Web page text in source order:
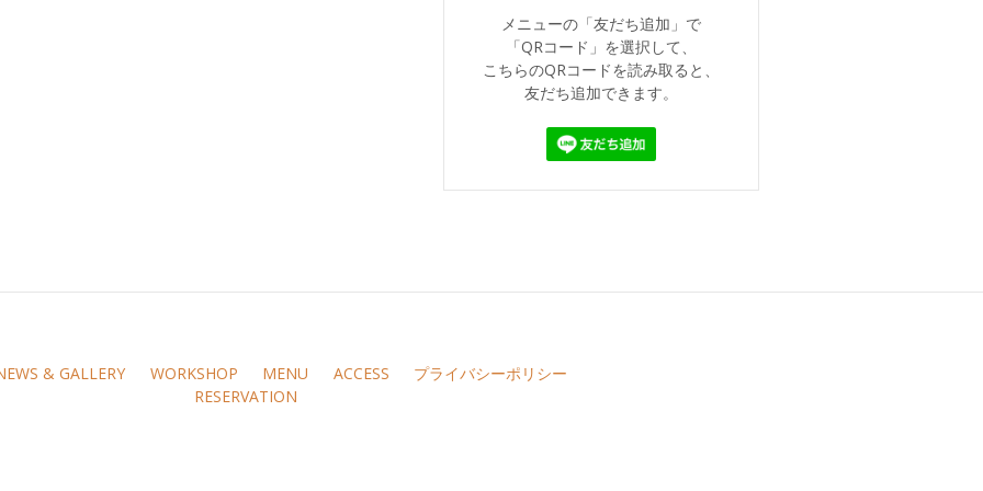
メニューの「友だち追加」で
「QRコード」を選択して、
こちらのQRコードを読み取ると、
友だち追加できます。
& GALLERY WORKSHOP MENU ACCESS
プライバシーポリシー
RESERVATION